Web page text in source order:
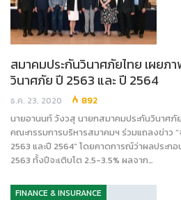
สมาคมประกันวินาศภัยไทย เผยภ
วินาศภัย ปี 2563 และ ปี 2564
ธ.ค. 23, 2020 892
นายอานนท์ วังวสุ นายกสมาคมประกันวินาศภั
คณะกรรมการบริหารสมาคมฯ ร่วมแถลงข่าว
2563 และปี 2564” โดยคาดการณ์ว่าผลประก
2563 ทั้งปีจะเติบโต 2.5-3.5% ผลจาก…
FINANCE & INSURANCE